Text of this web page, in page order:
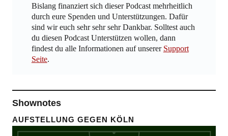
Bislang finanziert sich dieser Podcast mehrheitlich
durch eure Spenden und Unterstützungen. Dafür
sind wir euch sehr sehr sehr Dankbar. Solltest auch
du diesen Podcast Unterstützen wollen, dann
findest du alle Informationen auf unserer Support
Seite.
Shownotes
AUFSTELLUNG GEGEN KÖLN